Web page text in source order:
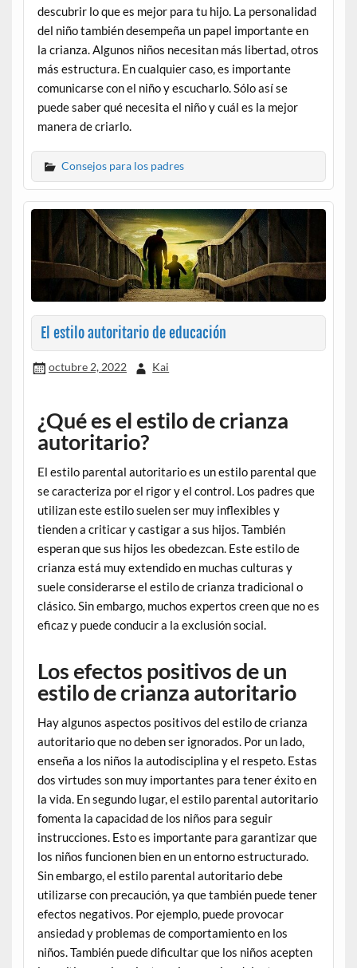
descubrir lo que es mejor para tu hijo. La personalidad
del niño también desempeña un papel importante en
la crianza. Algunos niños necesitan más libertad, otros
más estructura. En cualquier caso, es importante
comunicarse con el niño y escucharlo. Sólo así se
puede saber qué necesita el niño y cuál es la mejor
manera de criarlo.
Consejos para los padres
El estilo autoritario de educación
octubre 2, 2022 Kai
¿Qué es el estilo de crianza
autoritario?
El estilo parental autoritario es un estilo parental que
se caracteriza por el rigor y el control. Los padres que
utilizan este estilo suelen ser muy inflexibles y
tienden a criticar y castigar a sus hijos. También
esperan que sus hijos les obedezcan. Este estilo de
crianza está muy extendido en muchas culturas y
suele considerarse el estilo de crianza tradicional o
clásico. Sin embargo, muchos expertos creen que no es
eficaz y puede conducir a la exclusión social.
Los efectos positivos de un
estilo de crianza autoritario
Hay algunos aspectos positivos del estilo de crianza
autoritario que no deben ser ignorados. Por un lado,
enseña a los niños la autodisciplina y el respeto. Estas
dos virtudes son muy importantes para tener éxito en
la vida. En segundo lugar, el estilo parental autoritario
fomenta la capacidad de los niños para seguir
instrucciones. Esto es importante para garantizar que
los niños funcionen bien en un entorno estructurado.
Sin embargo, el estilo parental autoritario debe
utilizarse con precaución, ya que también puede tener
efectos negativos. Por ejemplo, puede provocar
ansiedad y problemas de comportamiento en los
niños. También puede dificultar que los niños acepten